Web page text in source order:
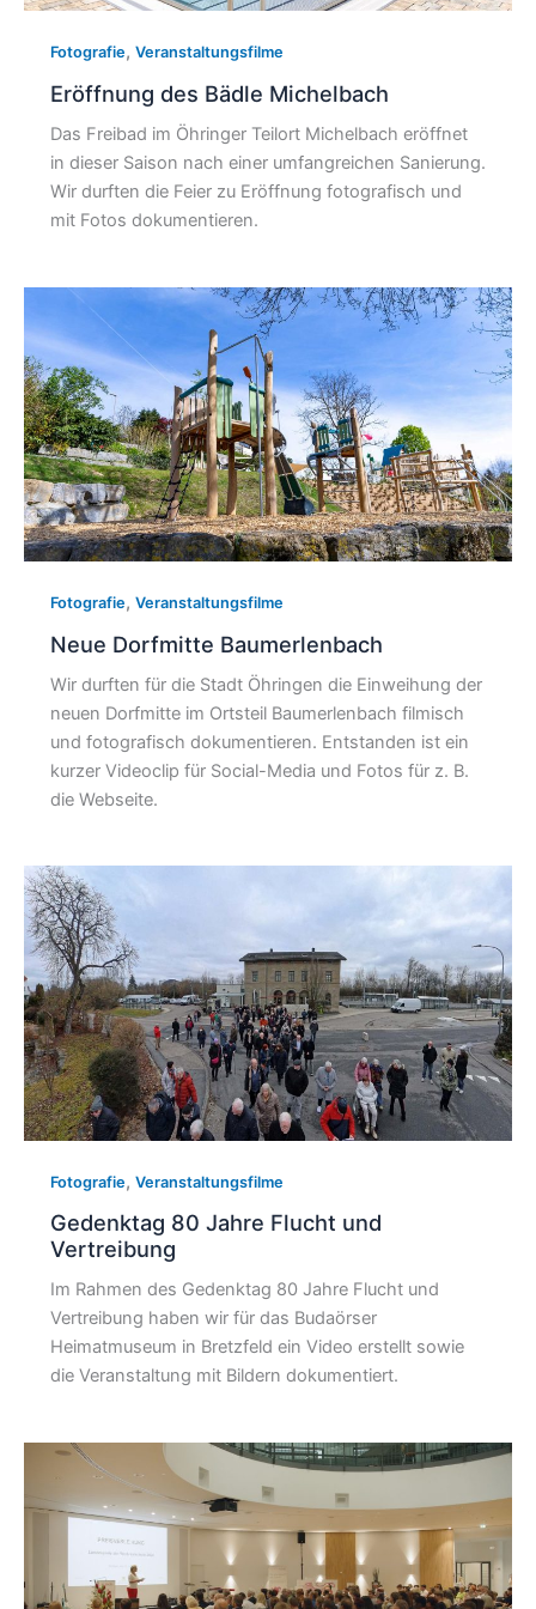
Fotografie, Veranstaltungsfilme
Eröffnung des Bädle Michelbach
Das Freibad im Öhringer Teilort Michelbach eröffnet
in dieser Saison nach einer umfangreichen Sanierung.
Wir durften die Feier zu Eröffnung fotografisch und
mit Fotos dokumentieren.
Fotografie, Veranstaltungsfilme
Neue Dorfmitte Baumerlenbach
Wir durften für die Stadt Öhringen die Einweihung der
neuen Dorfmitte im Ortsteil Baumerlenbach filmisch
und fotografisch dokumentieren. Entstanden ist ein
kurzer Videoclip für Social-Media und Fotos für z. B.
die Webseite.
Fotografie, Veranstaltungsfilme
Gedenktag 80 Jahre Flucht und
Vertreibung
Im Rahmen des Gedenktag 80 Jahre Flucht und
Vertreibung haben wir für das Budaörser
Heimatmuseum in Bretzfeld ein Video erstellt sowie
die Veranstaltung mit Bildern dokumentiert.